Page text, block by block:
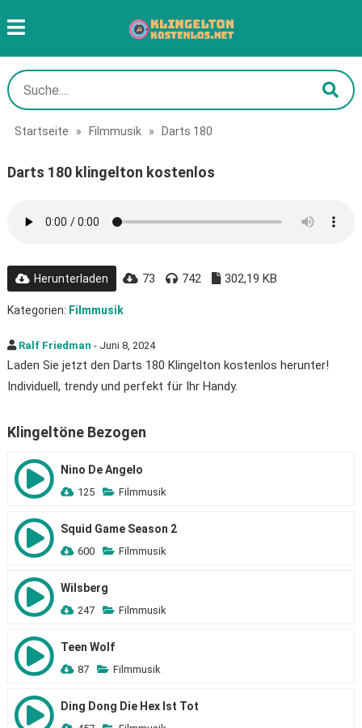
Startseite » Filmmusik » Darts 180
Darts 180 klingelton kostenlos
Herunterladen 73 742 302,19 KB
Kategorien: Filmmusik
Ralf Friedman - Juni 8, 2024
Laden Sie jetzt den Darts 180 Klingelton kostenlos herunter!
Individuell, trendy und perfekt für Ihr Handy.
Klingeltöne Bezogen
Nino De Angelo
125 Filmmusik
Squid Game Season 2
600 Filmmusik
Wilsberg
247 Filmmusik
Teen Wolf
87 Filmmusik
Ding Dong Die Hex Ist Tot